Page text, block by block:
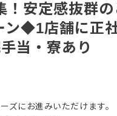
！安定感抜群
ン◆1店舗に正
当・寮あり
ズにお進みいただけます。